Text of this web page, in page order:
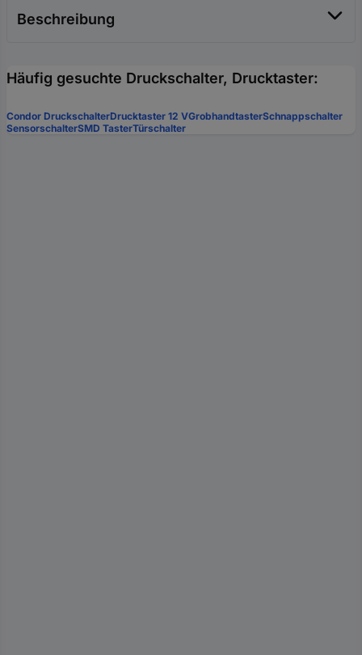
Beschreibung
Häufig gesuchte Druckschalter, Drucktaster:
Condor DruckschalterDrucktaster 12 VGrobhandtasterSchnappschalter
SensorschalterSMD TasterTürschalter